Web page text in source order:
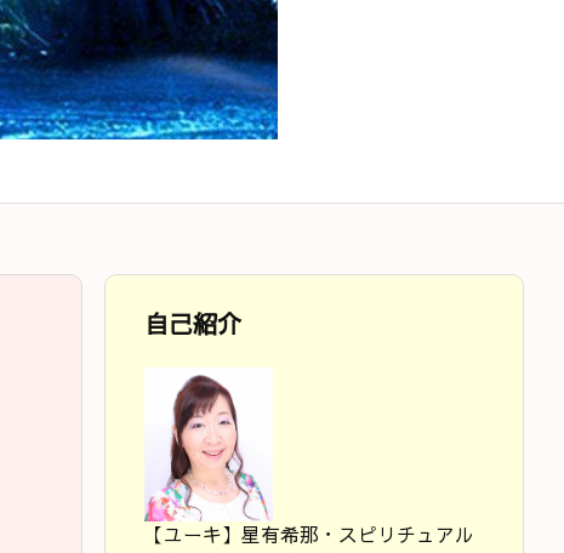
自己紹介
【ユーキ】星有希那・スピリチュアル